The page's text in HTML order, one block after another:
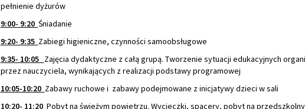
pełnienie dyżurów
9:00- 9:20 Śniadanie
9:20- 9:35 Zabiegi higieniczne, czynności samoobsługowe
9:35- 10:05 Zajęcia dydaktyczne z całą grupą. Tworzenie sytuacji edukacyjnych
przez nauczyciela, wynikających z realizacji podstawy programowej
10:05-10:20 Zabawy ruchowe i zabawy podejmowane z inicjatywy dzieci w sali
10:20- 11:20 Pobyt na świeżym powietrzu. Wycieczki, spacery, pobyt na